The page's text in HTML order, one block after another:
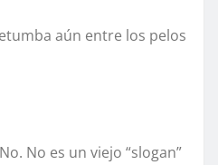
aún entre los pelos
No es un viejo “slogan”